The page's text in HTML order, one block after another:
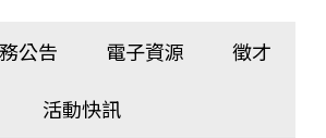
公告 電子資源 徵才
活動快訊